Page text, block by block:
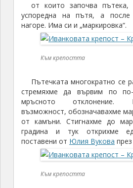
от които започва
успоредна на пътя, а после
нагоре. Има си и „маркировка“.
Към крепостта
Пътечката многократно се
стремяхме да вървим по
мръсното отклонение.
възможност, обозначавахме
от камъни. Стигнахме до
градина и тук открихме
поставени от Юлия Вукова
Към крепостта